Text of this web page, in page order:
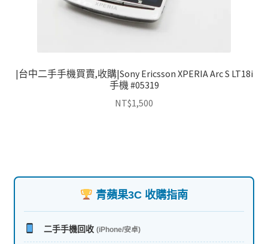
|台中二手手機買賣,收購|Sony Ericsson XPERIA Arc S LT18i
手機 #05319
NT$1,500
青蘋果3C 收購指南
二手手機回收 (iPhone/安卓)